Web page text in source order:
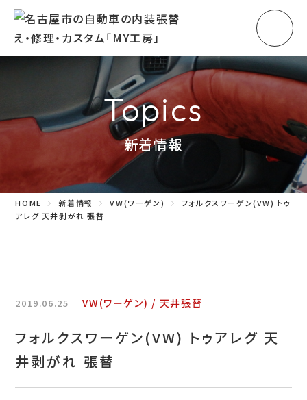
メ
初めての方へ
車のシート張替え・修理
車の内張り
その他
お問い合わせ
特定商取引表示
Topics
新着情報
HOME 新着情報 VW(ワーゲン)
フォルクスワーゲン(VW) トゥ
アレグ 天井剥がれ 張替
2019.06.25 VW(ワーゲン) 天井張替
フォルクスワーゲン(VW) トゥアレグ 天
井剥がれ 張替